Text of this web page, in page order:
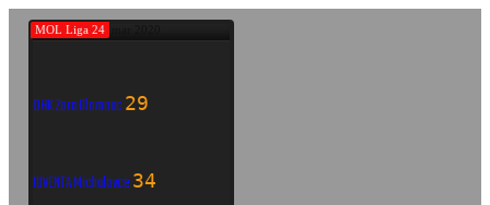
MOL Liga 24
DHK Zora Olomouc29
IUVENTA Michalovce34
7 mar 2020